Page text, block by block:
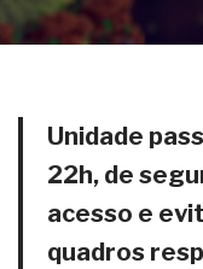
Unidade
22h, de
acesso e
quadros